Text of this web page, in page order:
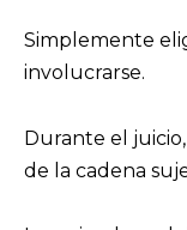
Simplemente
involucrarse.
Durante el
de la cadena